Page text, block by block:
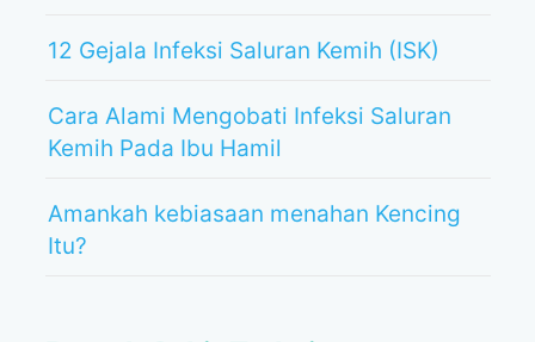
12 Gejala Infeksi Saluran Kemih (ISK)
Cara Alami Mengobati Infeksi Saluran
Kemih Pada Ibu Hamil
Amankah kebiasaan menahan Kencing
Itu?